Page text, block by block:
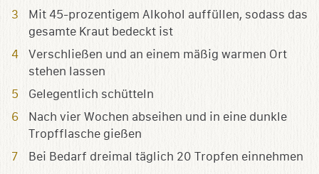
Mit 45-prozentigem Alkohol auffüllen, sodass das
gesamte Kraut bedeckt ist
Verschließen und an einem mäßig warmen Ort
stehen lassen
Gelegentlich schütteln
Nach vier Wochen abseihen und in eine dunkle
Tropfflasche gießen
Bei Bedarf dreimal täglich 20 Tropfen einnehmen